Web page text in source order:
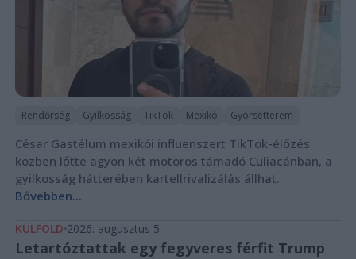
Rendőrség Gyilkosság TikTok Mexikó Gyorsétterem
César Gastélum mexikói influenszert TikTok-élőzés
közben lőtte agyon két motoros támadó Culiacánban, a
gyilkosság hátterében kartellrivalizálás állhat.
Bővebben...
KÜLFÖLD 2026. augusztus 5.
Letartóztattak egy fegyveres férfit Trump